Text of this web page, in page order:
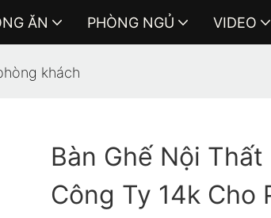
ĂN PHÒNG NGỦ VIDEO
khách
Bàn Ghế Nội
Công Ty 14k Cho